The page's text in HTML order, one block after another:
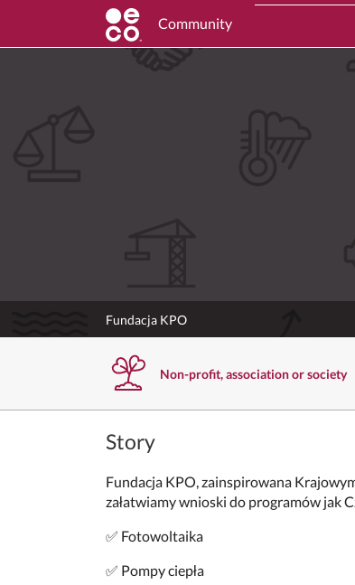
Community
Fundacja KPO
Non-profit, association or society
Story
Fundacja KPO, zainspirowana
załatwiamy wnioski do programów jak
✅ Fotowoltaika
✅ Pompy ciepła